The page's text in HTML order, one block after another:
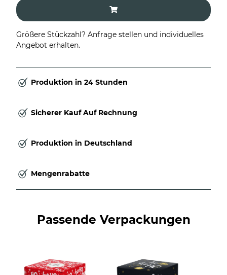
Größere Stückzahl? Anfrage stellen und individuelles
Angebot erhalten.
Produktion in 24 Stunden
Sicherer Kauf Auf Rechnung
Produktion in Deutschland
Mengenrabatte
Passende Verpackungen